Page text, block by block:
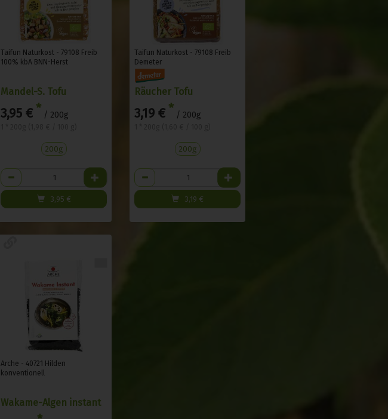
Taifun Naturkost - 79108 Freib
100% kbA BNN-Herst
Mandel-S. Tofu
3,95 € * / 200g
200g
Anzahl
3,95 €
Taifun Naturkost - 79108 Freib
Demeter
Räucher Tofu
3,19 € * / 200g
200g
Anzahl
3,19 €
Arche - 40721 Hilden
konventionell
Wakame-Algen instant